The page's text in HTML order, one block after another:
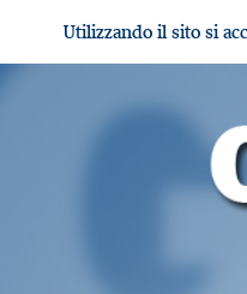
Utilizzando il sito si